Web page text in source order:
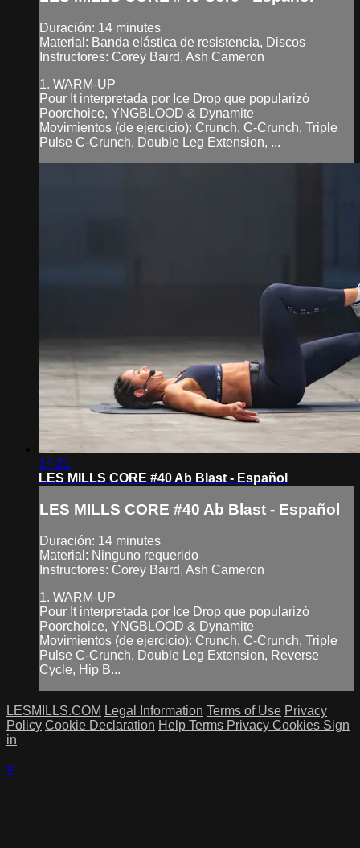
Duración: 14 minutes
Material: Banda elástica de resistencia, Discos
Instructores: Corey Baird, Ash Cameron
1. WARM-UP
Pour It interpretada por Ice Drop que popularizó
Poorchoice, YNGBLOOD & Dynamite
Movimientos (de ejercicio): Crunch, C-Crunch, Triple
Pulse C-Crunch, Double Leg Extension, ...
14:21
LES MILLS CORE #40 Ab Blast - Español
LES MILLS CORE #40 Ab Blast - Español
Duración: 14 minutes
Material: Ninguno requerido
Instructores: Corey Baird, Ash Cameron
1. WARM-UP
Pour It interpretada por Ice Drop que popularizó
Poorchoice, YNGBLOOD & Dynamite
Movimientos (de ejercicio): Crunch, C-Crunch, Triple
Pulse C-Crunch, Double Leg Extension, Reverse
Cycle, Hip B...
LESMILLS.COM Legal Information Terms of Use Privacy
Policy Cookie Declaration Help Terms Privacy Cookies Sign
in
×